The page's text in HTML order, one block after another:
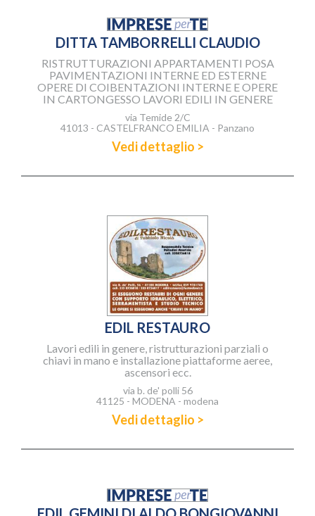
DITTA TAMBORRELLI CLAUDIO
RISTRUTTURAZIONI APPARTAMENTI POSA
PAVIMENTAZIONI INTERNE ED ESTERNE
OPERE DI COIBENTAZIONI INTERNE E OPERE
IN CARTONGESSO LAVORI EDILI IN GENERE
via Temide 2/C
41013 - CASTELFRANCO EMILIA - Panzano
Vedi dettaglio >
EDIL RESTAURO
Lavori edili in genere, ristrutturazioni parziali o
chiavi in mano e installazione piattaforme aeree,
ascensori ecc.
via b. de' polli 56
41125 - MODENA - modena
Vedi dettaglio >